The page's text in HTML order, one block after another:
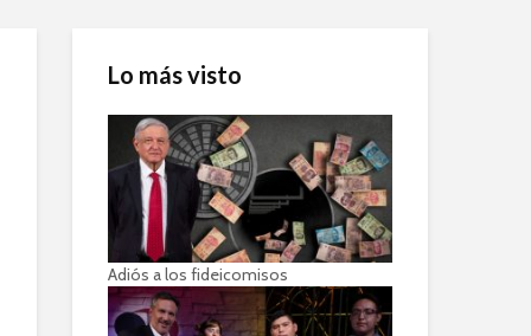
Lo más visto
Adiós a los fideicomisos